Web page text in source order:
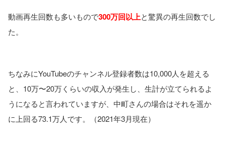
動画再生回数も多いもので300万回以上と驚異の再生回数でし
た。
ちなみにYouTubeのチャンネル登録者数は10,000人を超える
と、10万〜20万くらいの収入が発生し、生計が立てられるよ
うになると言われていますが、中町さんの場合はそれを遥か
に上回る73.1万人です。（2021年3月現在）